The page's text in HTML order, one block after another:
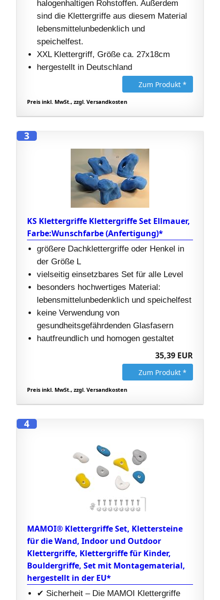
halogenhaltigen Rohstoffen. Außerdem
sind die Klettergriffe aus diesem Material
lebensmittelunbedenklich und
speichelfest.
XXL Klettergriff, Größe ca. 27x18cm
hergestellt in Deutschland
Zum Produkt *
Preis inkl. MwSt., zzgl. Versandkosten
3
KS Klettergriffe Klettergriffe Set Ellmauer,
Farbe:Wunschfarbe (Anfertigung)*
größere Dachklettergriffe oder Henkel in
der Größe L
vielseitig einsetzbares Set für alle Level
besonders hochwertiges Material:
lebensmittelunbedenklich und speichelfest
keine Verwendung von
gesundheitsgefährdenden Glasfasern
hautfreundlich und homogen gestaltet
35,39 EUR
Zum Produkt *
Preis inkl. MwSt., zzgl. Versandkosten
4
MAMOI® Klettergriffe Set, Klettersteine
für die Wand, Indoor und Outdoor
Klettergriffe, Klettergriffe für Kinder,
Bouldergriffe, Set mit Montagematerial,
hergestellt in der EU*
✔ Sicherheit – Die MAMOI Klettergriffe